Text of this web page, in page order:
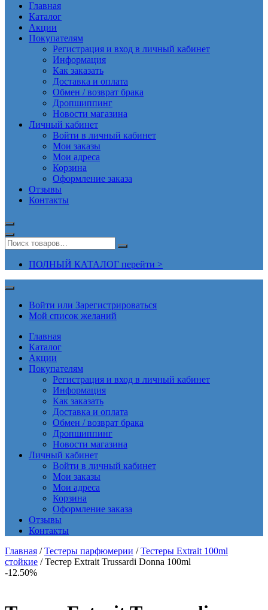
Главная
Каталог
Акции
Покупателям
Регистрация и вход в личный кабинет
Информация
Как заказать
Доставка и оплата
Обмен / возврат брака
Дропшиппинг
Новости магазина
Личный кабинет
Войти в личный кабинет
Мои заказы
Мои адреса
Корзина
Оформление заказа
Отзывы
Контакты
ПОЛНЫЙ КАТАЛОГ перейти >
Войти или Зарегистрироваться
Мой список желаний
Главная
Каталог
Акции
Покупателям
Регистрация и вход в личный кабинет
Информация
Как заказать
Доставка и оплата
Обмен / возврат брака
Дропшиппинг
Новости магазина
Личный кабинет
Войти в личный кабинет
Мои заказы
Мои адреса
Корзина
Оформление заказа
Отзывы
Контакты
Главная /Тестеры парфюмерии /Тестеры Extrait 100ml
стойкие / Тестер Extrait Trussardi Donna 100ml
-12.50%